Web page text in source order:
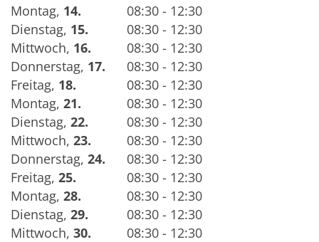
Montag, 14.
08:30 - 12:30
Dienstag, 15.
08:30 - 12:30
Mittwoch, 16.
08:30 - 12:30
Donnerstag, 17.
08:30 - 12:30
Freitag, 18.
08:30 - 12:30
Montag, 21.
08:30 - 12:30
Dienstag, 22.
08:30 - 12:30
Mittwoch, 23.
08:30 - 12:30
Donnerstag, 24.
08:30 - 12:30
Freitag, 25.
08:30 - 12:30
Montag, 28.
08:30 - 12:30
Dienstag, 29.
08:30 - 12:30
Mittwoch, 30.
08:30 - 12:30